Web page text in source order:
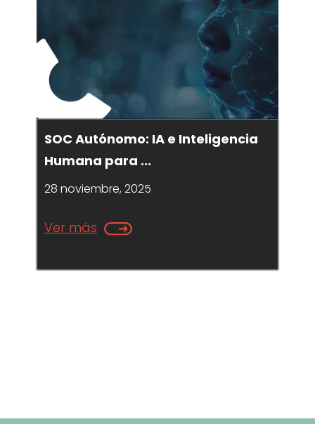
SOC Autónomo: IA e Inteligencia
Humana para ...
28 noviembre, 2025
Ver más